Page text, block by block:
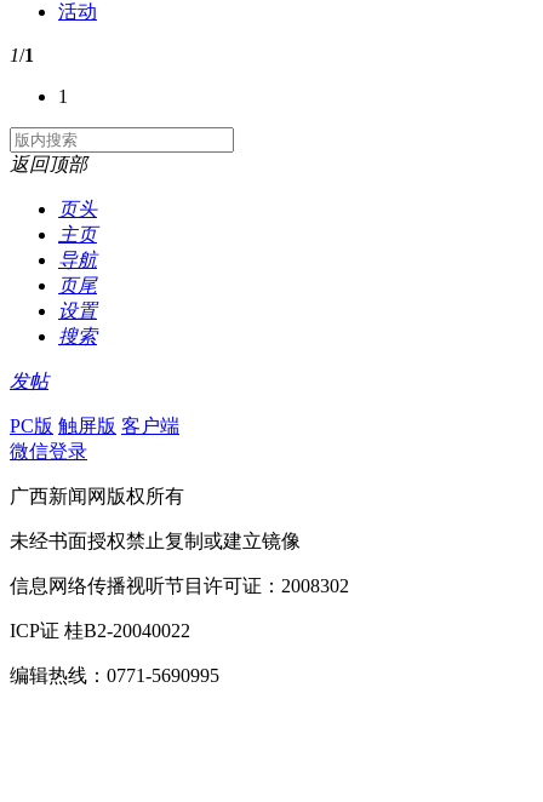
活动
1/1
1
返回顶部
页头
主页
导航
页尾
设置
搜索
发帖
PC版 触屏版 客户端
微信登录
广西新闻网版权所有
未经书面授权禁止复制或建立镜像
信息网络传播视听节目许可证：2008302
ICP证 桂B2-20040022
编辑热线：0771-5690995